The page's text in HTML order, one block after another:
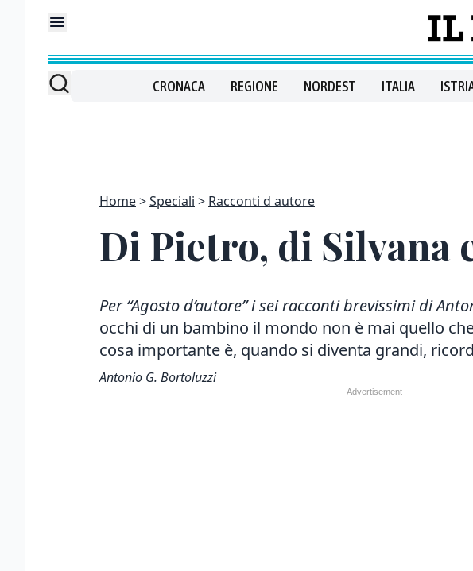
CRONACA REGIONE NORDEST ITALIA
Home Speciali Racconti d autore
Di Pietro, di
Per “Agosto d’autore” i sei racconti brevissimi di
occhi di un bambino il mondo non è mai quello
cosa importante è, quando si diventa grandi,
Antonio G. Bortoluzzi